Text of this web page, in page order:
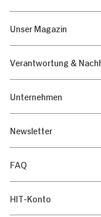
Unser Magazin
Verantwortung &
Unternehmen
Newsletter
FAQ
HIT-Konto